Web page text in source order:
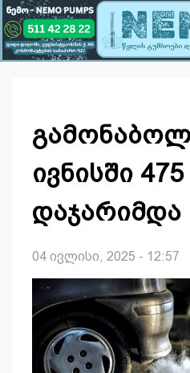
ივნისში
დაჯარიმდა
04 ივლისი, 2025 - 12:57